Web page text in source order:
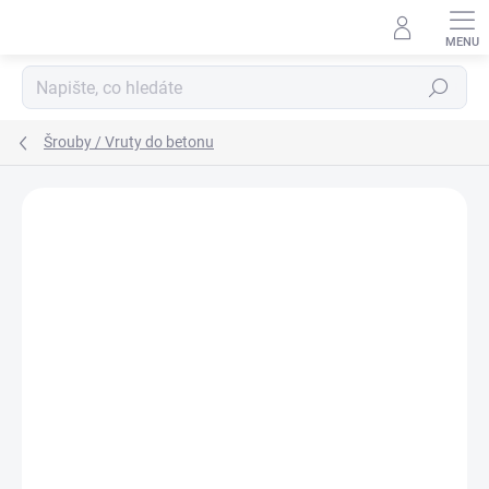
Hledat
Šrouby / Vruty do betonu